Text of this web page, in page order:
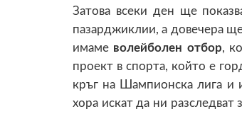
Затова всеки ден ще
пазарджиклии, а довечера
имаме волейболен отбор,
проект в спорта, който е
кръг на Шампионска лига и
хора искат да ни